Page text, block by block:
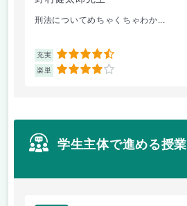
刑法についてめちゃくちゃわか...
充実 4.5
楽単 4
学生主体で進める授業